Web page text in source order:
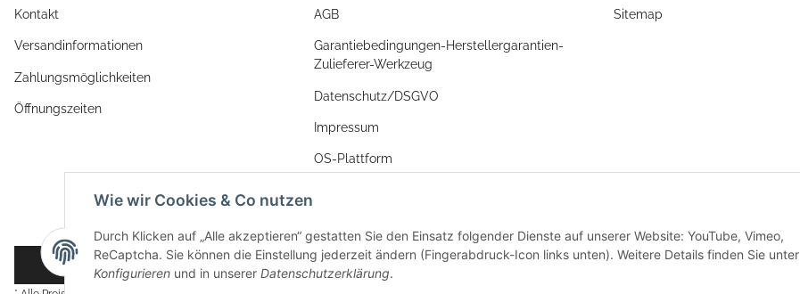
Wie wir Cookies & Co nutzen
Durch Klicken auf „Alle akzeptieren“ gestatten Sie den Einsatz folgender Dienste auf unserer Website: YouTube, Vimeo,
ReCaptcha. Sie können die Einstellung jederzeit ändern (Fingerabdruck-Icon links unten). Weitere Details finden Sie unter
Konfigurieren und in unserer Datenschutzerklärung.
Kontakt
Versandinformationen
Zahlungsmöglichkeiten
Öffnungszeiten
AGB
Garantiebedingungen-Herstellergarantien-
Zulieferer-Werkzeug
Datenschutz/DSGVO
Impressum
OS-Plattform
Sitemap
Vertrag widerrufen